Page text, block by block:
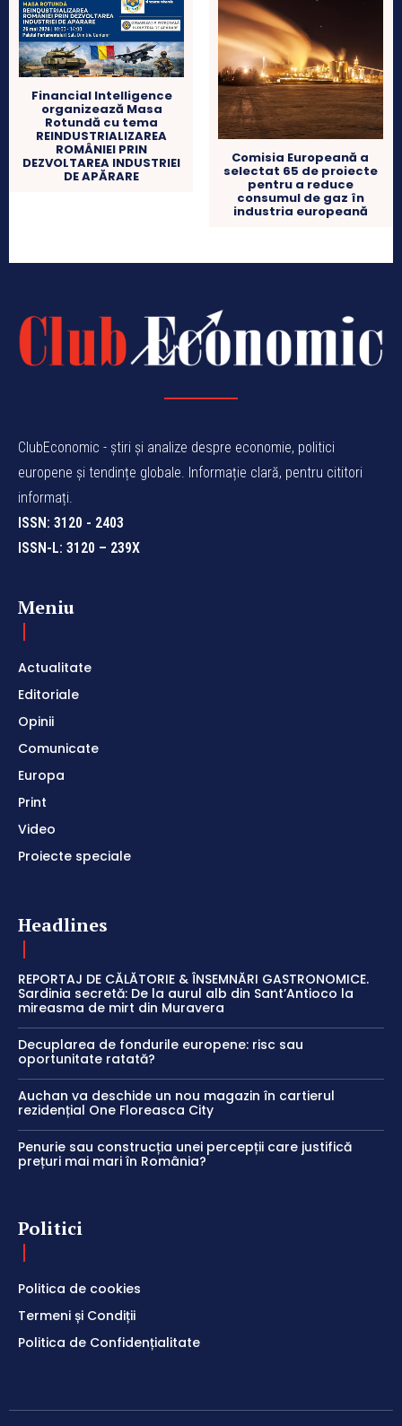
Financial Intelligence
organizează Masa
Rotundă cu tema
REINDUSTRIALIZAREA
ROMÂNIEI PRIN
DEZVOLTAREA INDUSTRIEI
DE APĂRARE
Comisia Europeană a
selectat 65 de proiecte
pentru a reduce
consumul de gaz în
industria europeană
ClubEconomic - știri și analize despre economie, politici
europene și tendințe globale. Informație clară, pentru cititori
informați.
ISSN: 3120 - 2403
ISSN-L: 3120 – 239X
Meniu
Actualitate
Editoriale
Opinii
Comunicate
Europa
Print
Video
Proiecte speciale
Headlines
REPORTAJ DE CĂLĂTORIE & ÎNSEMNĂRI GASTRONOMICE.
Sardinia secretă: De la aurul alb din Sant’Antioco la
mireasma de mirt din Muravera
Decuplarea de fondurile europene: risc sau
oportunitate ratată?
Auchan va deschide un nou magazin în cartierul
rezidențial One Floreasca City
Penurie sau construcția unei percepții care justifică
prețuri mai mari în România?
Politici
Politica de cookies
Termeni și Condiții
Politica de Confidențialitate